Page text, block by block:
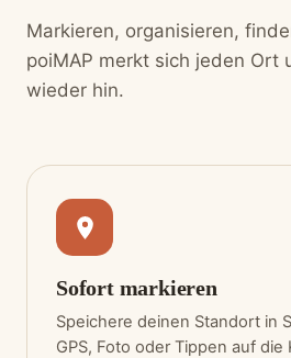
Markieren, organisieren,
poiMAP merkt sich jeden Ort
wieder hin.
Sofort markieren
Speichere deinen Standort in
GPS, Foto oder Tippen auf die